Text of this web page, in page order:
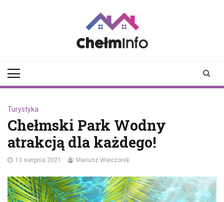
Turystyka
Chełmski Park Wodny
atrakcją dla każdego!
13 sierpnia 2021 Mariusz Wieczorek